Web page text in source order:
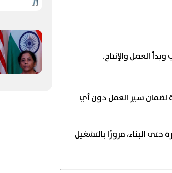
العمل والإنتاج.
كامل من شركة التقنية لمدة 6 أشهر كاملة لضمان سير العمل دون أي
البناء، مرورًا بالتشغيل